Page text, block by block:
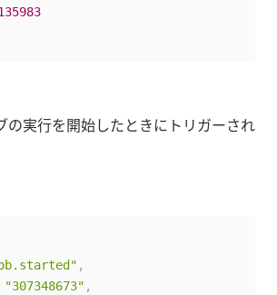
の実行を開始したときにトリガーされ
,
"307348673" ,